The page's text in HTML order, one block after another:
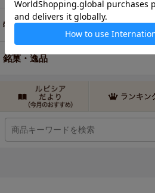
特別商品・お取り寄せ
銘菓・逸品